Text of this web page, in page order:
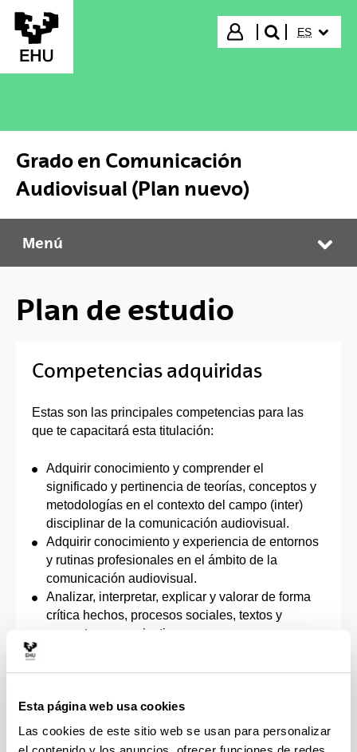
Esta página web usa cookies
Las cookies de este sitio web se usan para personalizar
Saltar al contenido principal
Iniciar sesión
buscar"
ES
Grado en Comunicación
Audiovisual (Plan nuevo)
Grado en Comunicación Audiovisual (Plan nuevo)
Menú
Plan de estudio
Competencias adquiridas
Estas son las principales competencias para las
que te capacitará esta titulación:
Adquirir conocimiento y comprender el
significado y pertinencia de teorías, conceptos y
metodologías en el contexto del campo (inter)
disciplinar de la comunicación audiovisual.
Adquirir conocimiento y experiencia de entornos
y rutinas profesionales en el ámbito de la
comunicación audiovisual.
Analizar, interpretar, explicar y valorar de forma
crítica hechos, procesos sociales, textos y
proyectos comunicativos.
y recursos al desarrollo de contenidos y procesos
Aplicar teorías y herramientas metodológicas a la
práctica en diferentes procesos y contextos
comunicativos.